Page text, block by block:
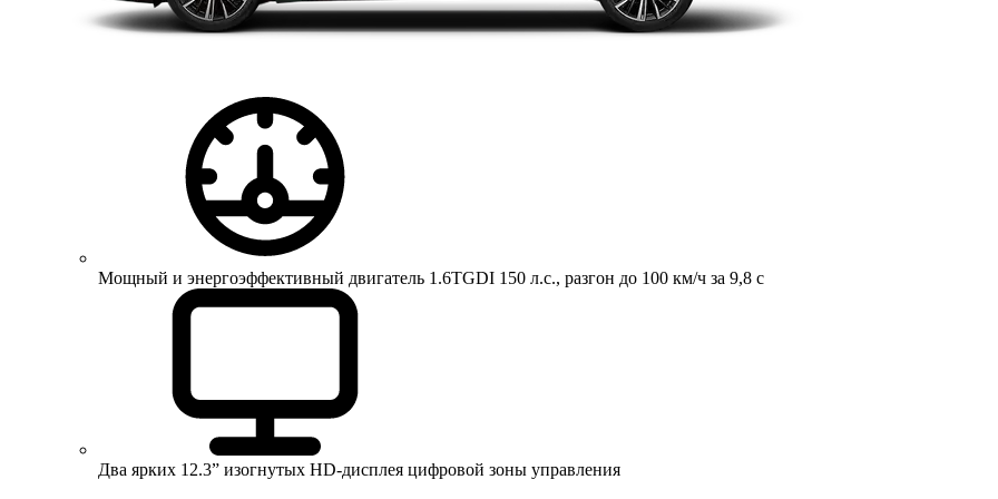
Мощный и энергоэффективный двигатель 1.6TGDI 150 л.с., разгон до 100 км/ч за 9,8 с
Два ярких 12.3” изогнутых HD-дисплея цифровой зоны управления